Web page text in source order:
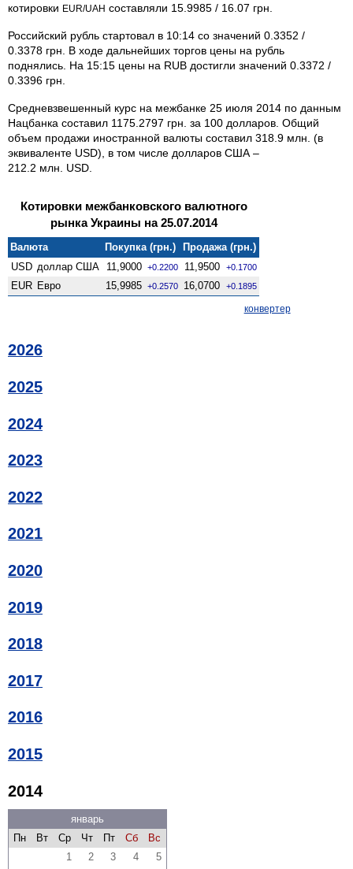
котировки EUR/UAH составляли 15.9985 / 16.07 грн.
Российский рубль стартовал в 10:14 со значений 0.3352 /
0.3378 грн. В ходе дальнейших торгов цены на рубль
поднялись. На 15:15 цены на RUB достигли значений 0.3372 /
0.3396 грн.
Средневзвешенный курс на межбанке 25 июля 2014 по данным
Нацбанка составил 1175.2797 грн. за 100 долларов. Общий
объем продажи иностранной валюты составил 318.9 млн. (в
эквиваленте USD), в том числе долларов США –
212.2 млн. USD.
Котировки межбанковского валютного
рынка Украины на 25.07.2014
Валюта Покупка (грн.)
Продажа (грн.)
USD доллар США 11,9000 +0.2200 11,9500 +0.1700
EUR Евро 15,9985 +0.2570 16,0700 +0.1895
конвертер
2026
2025
2024
2023
2022
2021
2020
2019
2018
2017
2016
2015
2014
январь
Пн
Вт Ср Чт Пт Сб
Вс
1
2 3 4
5